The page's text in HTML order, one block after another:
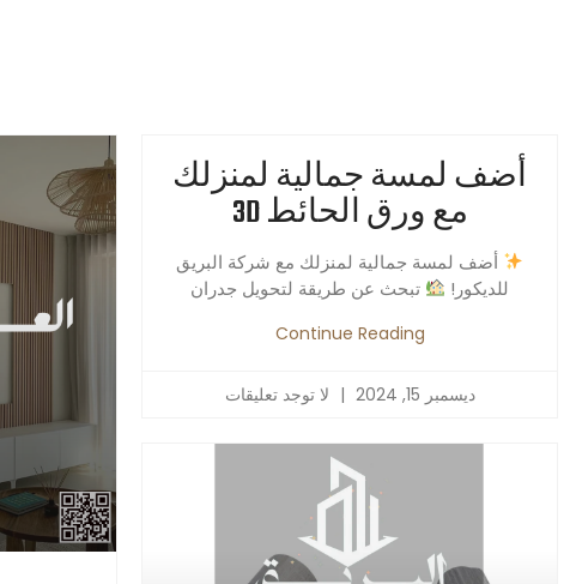
أضف لمسة جمالية لمنزلك
مع ورق الحائط 3D
أضف لمسة جمالية لمنزلك مع شركة البريق
للديكور!
تبحث عن طريقة لتحويل جدران
Continue Reading
ديسمبر 15, 2024 لا توجد تعليقات